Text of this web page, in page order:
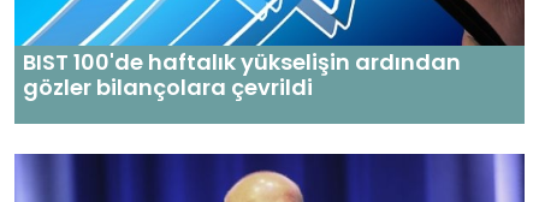
BIST 100'de haftalık yükselişin ardından
gözler bilançolara çevrildi